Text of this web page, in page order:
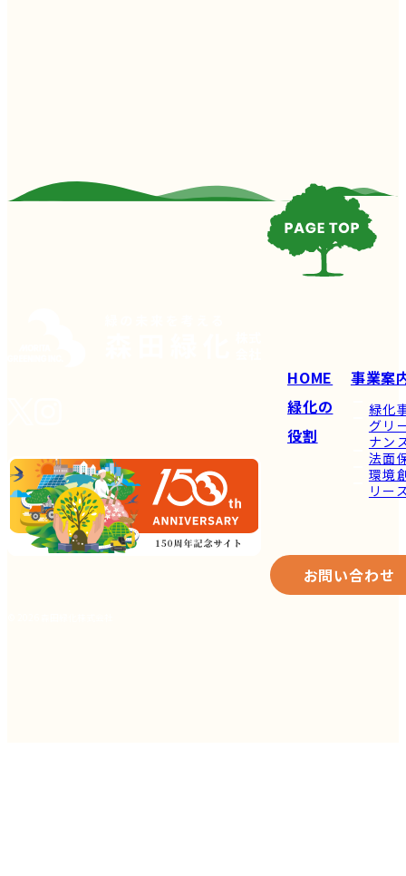
HOME
緑化の
役割
事業案
緑化
グリ
ナン
法面
環境
リー
お問い合わせ